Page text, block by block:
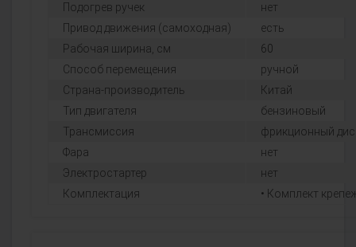
Подогрев ручек
нет
Привод движения (самоходная)
есть
Рабочая ширина, см
60
Способ перемещения
ручной
Страна-производитель
Китай
Тип двигателя
бензиновый
Трансмиссия
фрикционный
Фара
нет
Электростартер
нет
Комплектация
• Комплект